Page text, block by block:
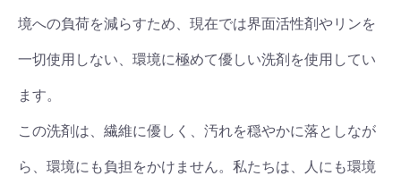
境への負荷を減らすため、現在では界面活性剤やリンを
一切使用しない、環境に極めて優しい洗剤を使用してい
ます。
この洗剤は、繊維に優しく、汚れを穏やかに落としなが
ら、環境にも負担をかけません。私たちは、人にも環境